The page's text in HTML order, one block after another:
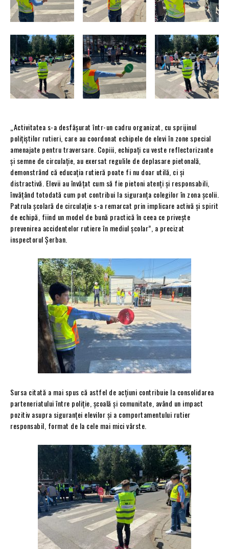
„Activitatea s-a desfășurat într-un cadru organizat, cu sprijinul
polițiștilor rutieri, care au coordonat echipele de elevi în zone special
amenajate pentru traversare. Copiii, echipați cu veste reflectorizante
și semne de circulație, au exersat regulile de deplasare pietonală,
demonstrând că educația rutieră poate fi nu doar utilă, ci și
distractivă. Elevii au învățat cum să fie pietoni atenți și responsabili,
învățând totodată cum pot contribui la siguranța colegilor în zona școlii.
Patrula școlară de circulație s-a remarcat prin implicare activă și spirit
de echipă, fiind un model de bună practică în ceea ce privește
prevenirea accidentelor rutiere în mediul școlar”, a precizat
inspectorul Șerban.
Sursa citată a mai spus că astfel de acțiuni contribuie la consolidarea
parteneriatului între poliție, școală și comunitate, având un impact
pozitiv asupra siguranței elevilor și a comportamentului rutier
responsabil, format de la cele mai mici vârste.